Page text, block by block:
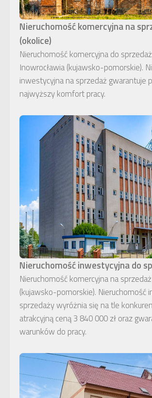
Nieruchomość komercyjna na
(okolice)
Nieruchomość komercyjna do
Inowrocławia (kujawsko-pomorskie).
inwestycyjna na sprzedaż gwarantuje
najwyższy komfort pracy.
Nieruchomość inwestycyjna do
Nieruchomość komercyjna na
(kujawsko-pomorskie). Nieruchomość
sprzedaży wyróżnia się na tle
atrakcyjną ceną 3 840 000 zł oraz
warunków do pracy.